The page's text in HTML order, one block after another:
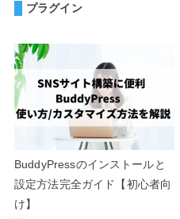
プラグイン
BuddyPressのインストールと
設定方法完全ガイド【初心者向
け】